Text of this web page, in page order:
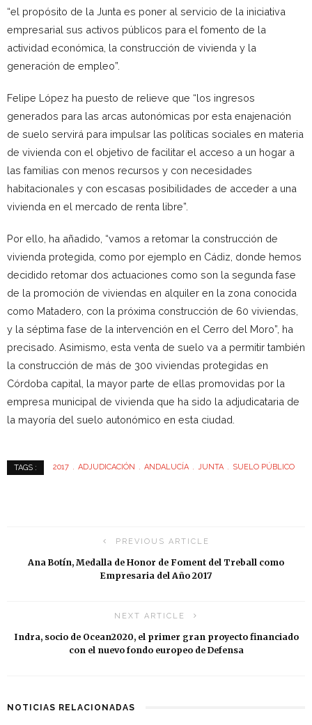
“el propósito de la Junta es poner al servicio de la iniciativa
empresarial sus activos públicos para el fomento de la
actividad económica, la construcción de vivienda y la
generación de empleo”.
Felipe López ha puesto de relieve que “los ingresos
generados para las arcas autonómicas por esta enajenación
de suelo servirá para impulsar las políticas sociales en materia
de vivienda con el objetivo de facilitar el acceso a un hogar a
las familias con menos recursos y con necesidades
habitacionales y con escasas posibilidades de acceder a una
vivienda en el mercado de renta libre”.
Por ello, ha añadido, “vamos a retomar la construcción de
vivienda protegida, como por ejemplo en Cádiz, donde hemos
decidido retomar dos actuaciones como son la segunda fase
de la promoción de viviendas en alquiler en la zona conocida
como Matadero, con la próxima construcción de 60 viviendas,
y la séptima fase de la intervención en el Cerro del Moro”, ha
precisado. Asimismo, esta venta de suelo va a permitir también
la construcción de más de 300 viviendas protegidas en
Córdoba capital, la mayor parte de ellas promovidas por la
empresa municipal de vivienda que ha sido la adjudicataria de
la mayoría del suelo autonómico en esta ciudad.
TAGS : 2017 ADJUDICACIÓN ANDALUCÍA JUNTA SUELO PÚBLICO
PREVIOUS ARTICLE
Ana Botín, Medalla de Honor de Foment del Treball como
Empresaria del Año 2017
NEXT ARTICLE
Indra, socio de Ocean2020, el primer gran proyecto financiado
con el nuevo fondo europeo de Defensa
NOTICIAS RELACIONADAS